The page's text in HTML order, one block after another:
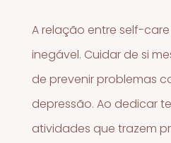
A relação entre self-
inegável. Cuidar de si
de prevenir problemas
depressão. Ao dedicar
atividades que trazem